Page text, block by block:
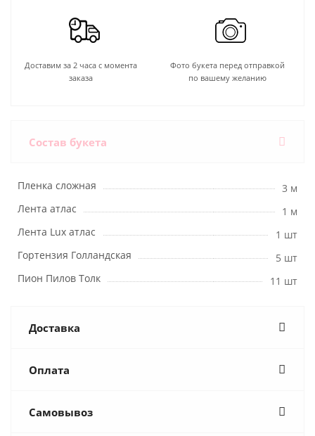
Доставим за 2 часа с момента
заказа
Фото букета перед отправкой
по вашему желанию
Состав букета
Пленка сложная
3 м
Лента атлас
1 м
Лента Lux атлас
1 шт
Гортензия Голландская
5 шт
Пион Пилов Толк
11 шт
Доставка
Оплата
Самовывоз